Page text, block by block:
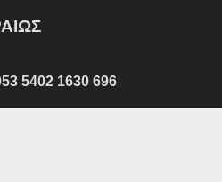
5402 1630 696